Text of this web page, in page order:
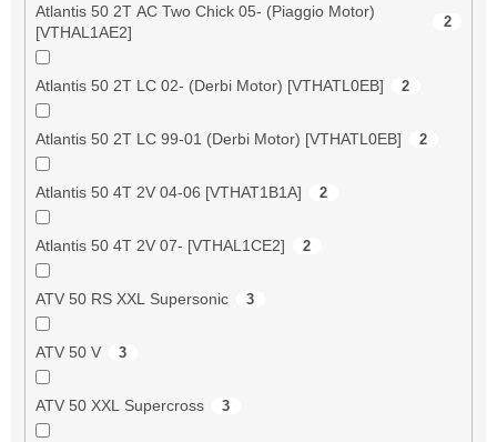
Atlantis 50 2T AC Two Chick 05- (Piaggio Motor)
[VTHAL1AE2]
2
Atlantis 50 2T LC 02- (Derbi Motor) [VTHATL0EB] 2
Atlantis 50 2T LC 99-01 (Derbi Motor) [VTHATL0EB] 2
Atlantis 50 4T 2V 04-06 [VTHAT1B1A] 2
Atlantis 50 4T 2V 07- [VTHAL1CE2] 2
ATV 50 RS XXL Supersonic 3
ATV 50 V 3
ATV 50 XXL Supercross 3